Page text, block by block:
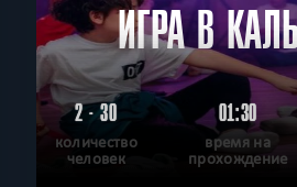
ИГРА В
2 - 30
количество
человек
01:30
время на
прохождение